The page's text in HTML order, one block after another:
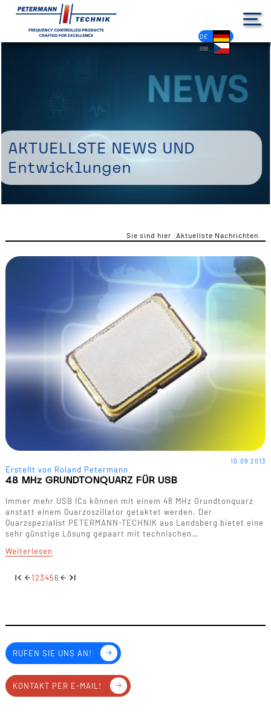
DE
EN
FR
ES
PL
IT
NL
HU
CS
Aktuellste News und
Entwicklungen
Sie sind hier :Aktuellste Nachrichten
48 MHz GRUNDTONQUARZ FÜR USB
Immer mehr USB ICs können mit einem 48 MHz Grundtonquarz
anstatt einem Quarzoszillator getaktet werden. Der
Quarzspezialist PETERMANN-TECHNIK aus Landsberg bietet eine
sehr günstige Lösung gepaart mit technischen…
Weiterlesen
10.09.2013
Erstellt von Roland Petermann
123456
RUFEN SIE UNS AN!
KONTAKT PER E-MAIL!